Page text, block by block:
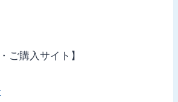
ご購入サイト】